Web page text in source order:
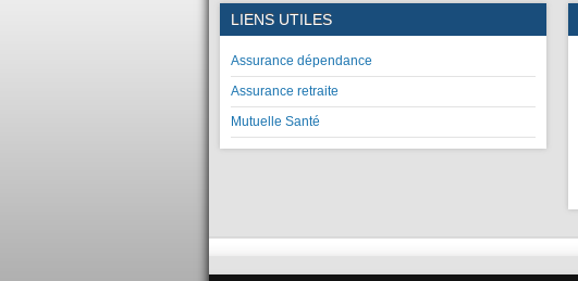
LIENS UTILES
Assurance dépendance
Assurance retraite
Mutuelle Santé